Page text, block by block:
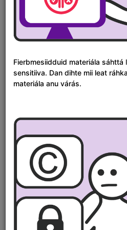
Áigelinnjá
Fierbmesiidduid materiála
sensitiiva. Dan dihte mii leat
materiála anu várás.